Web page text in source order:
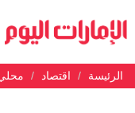
الرئيسة اقتصاد